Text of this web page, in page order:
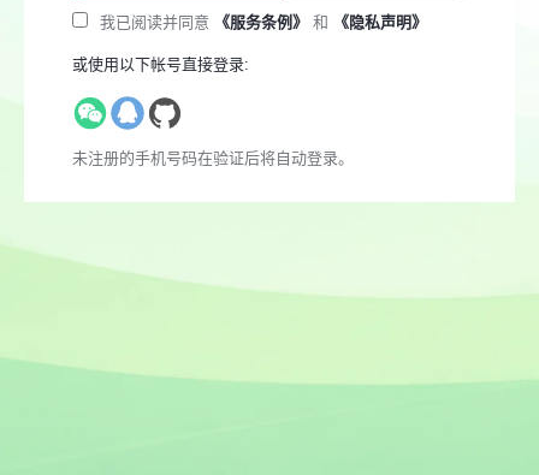
我已阅读并同意 《服务条例》 和 《隐私声明》
或使用以下帐号直接登录:
未注册的手机号码在验证后将自动登录。